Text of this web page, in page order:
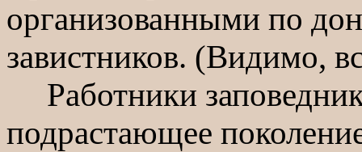
организованными по
завистников. (Видимо,
Работники
подрастающее